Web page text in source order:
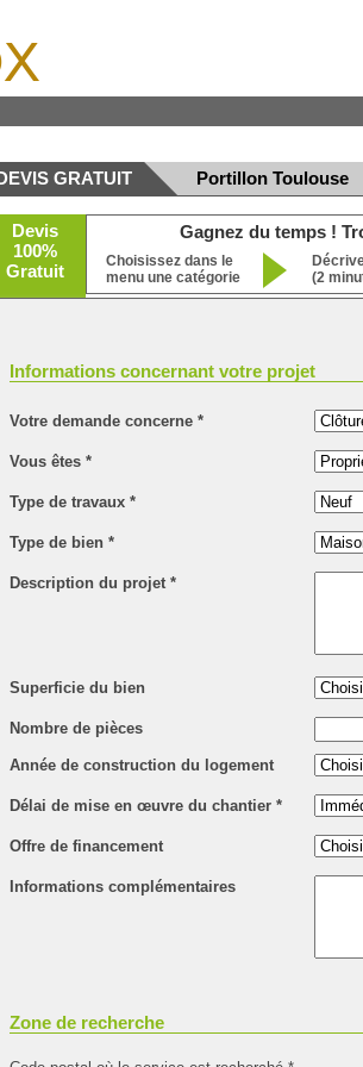
GRATUIT Portillon Toulouse
Devis
100%
Gratuit
Gagnez du temps !
Choisissez dans le
menu une catégorie
(2
Informations concernant votre projet
Votre demande concerne*
Vous êtes*
Type de travaux*
Type de bien*
Description du projet*
Superficie du bien
Nombre de pièces
Année de construction du logement
Délai de mise en œuvre du chantier*
Offre de financement
Informations complémentaires
Zone de recherche